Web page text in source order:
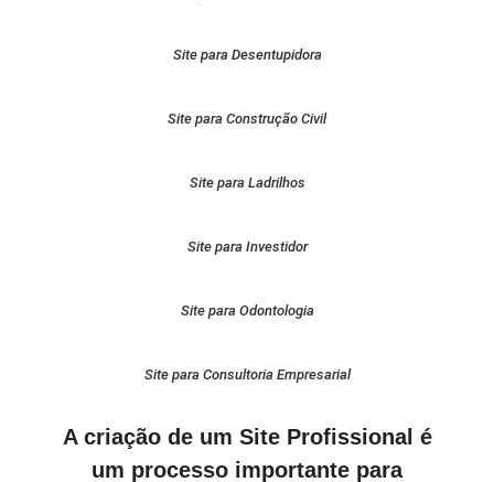
Site para Desentupidora
Site para Construção Civil
Site para Ladrilhos
Site para Investidor
Site para Odontologia
Site para Consultoria Empresarial
A criação de um Site Profissional é
um processo importante para